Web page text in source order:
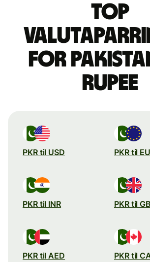
Top
for
rupee
PKR til USD PKR til
PKR til INR PKR til
PKR til AED PKR til